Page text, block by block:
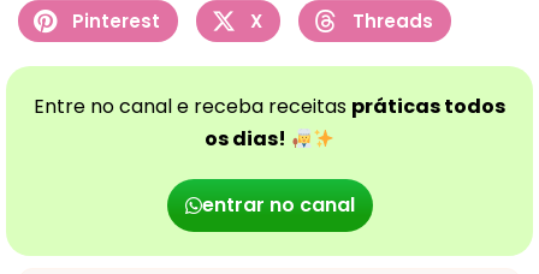
Pinterest X Threads
Entre no canal e receba receitas práticas todos
os dias!
entrar no canal